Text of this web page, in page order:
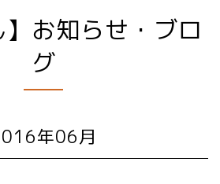
】お知らせ・ブロ
グ
2016年06月